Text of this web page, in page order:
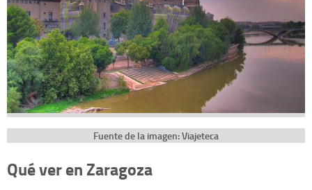
Fuente de la imagen: Viajeteca
Qué ver en Zaragoza